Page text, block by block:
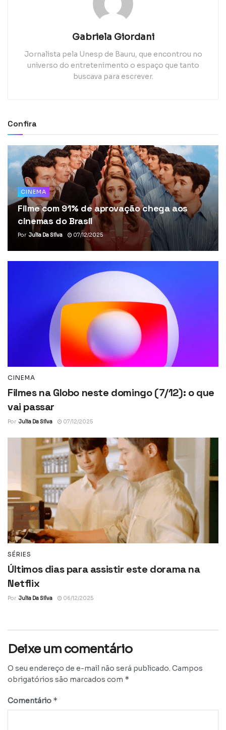
Gabriela Giordani
Jornalista pela Unesp de Bauru, que encontrou no
universo do entretenimento o espaço que tanto
buscava para escrever.
Confira
CINEMA
Filme com 91% de aprovação chega aos
cinemas do Brasil
Por Julia Da Silva 07/12/2025
CINEMA
Filmes na Globo neste domingo (7/12): o que
vai passar
Por Julia Da Silva 07/12/2025
SÉRIES
Últimos dias para assistir este dorama na
Netflix
Por Julia Da Silva 06/12/2025
Deixe um comentário
O seu endereço de e-mail não será publicado. Campos
obrigatórios são marcados com *
Comentário *